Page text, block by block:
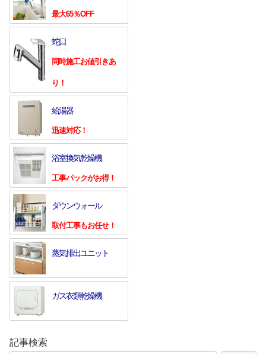
最大65％OFF
蛇口
同時施工お値引きあ
り！
給湯器
迅速対応！
浴室換気乾燥機
工事パックがお得！
ダウンウォール
取付工事もお任せ！
蒸気排出ユニット
ガス衣類乾燥機
記事検索